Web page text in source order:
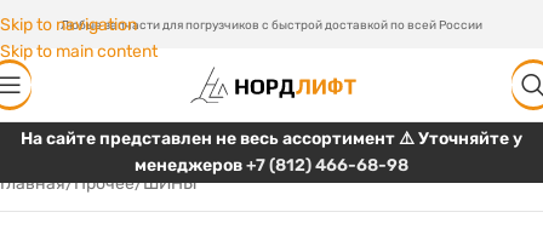
Skip to navigation
Skip to main content
Любые запчасти для погрузчиков с быстрой доставкой по всей России
На сайте представлен не весь ассортимент ⚠️ Уточняйте у
менеджеров+7 (812) 466-68-98
Главная/Прочее/ШИНЫ